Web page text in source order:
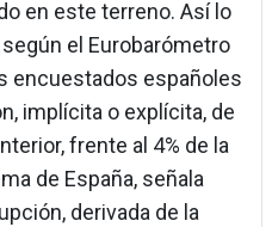
en este terreno. Así lo
el Eurobarómetro
encuestados españoles
implícita o explícita, de
frente al 4% de la
de España, señala
derivada de la